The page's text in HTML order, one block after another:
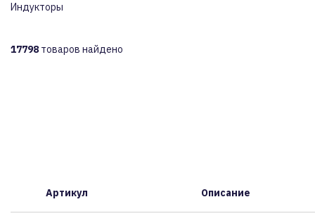
Индукторы
17798товаров найдено
Артикул Описание